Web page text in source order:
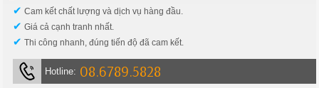
✔ Cam kết chất lượng và dịch vụ hàng đầu.
✔ Giá cả cạnh tranh nhất.
✔ Thi công nhanh, đúng tiến độ đã cam kết.
Hotline: 08.6789.5828